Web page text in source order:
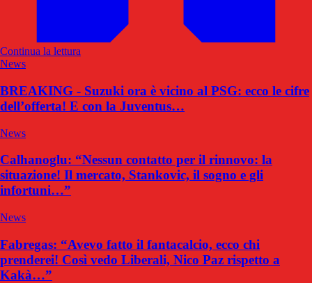
Continua la lettura
News
BREAKING - Suzuki ora è vicino al PSG: ecco le cifre
dell’offerta! E con la Juventus…
News
Calhanoglu: “Nessun contatto per il rinnovo: la
situazione! Il mercato, Stankovic, il sogno e gli
infortuni…”
News
Fabregas: “Avevo fatto il fantacalcio, ecco chi
prenderei! Così vedo Liberali, Nico Paz rispetto a
Kakà…”